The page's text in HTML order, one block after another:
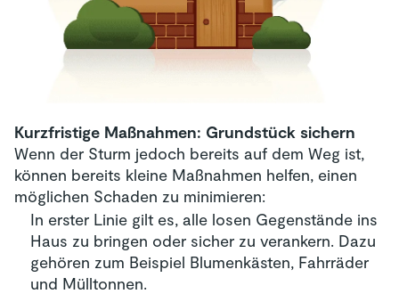
Kurzfristige Maßnahmen: Grundstück sichern
Wenn der Sturm jedoch bereits auf dem Weg ist,
können bereits kleine Maßnahmen helfen, einen
möglichen Schaden zu minimieren:
In erster Linie gilt es, alle losen Gegenstände ins
Haus zu bringen oder sicher zu verankern. Dazu
gehören zum Beispiel Blumenkästen, Fahrräder
und Mülltonnen.